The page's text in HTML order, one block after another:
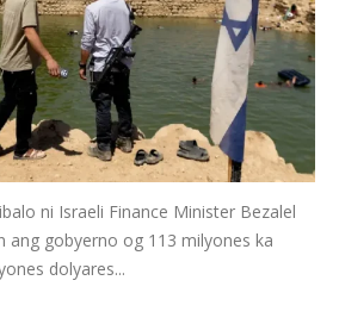
ni Israeli Finance Minister Bezalel
ang gobyerno og 113 milyones ka
dolyares...